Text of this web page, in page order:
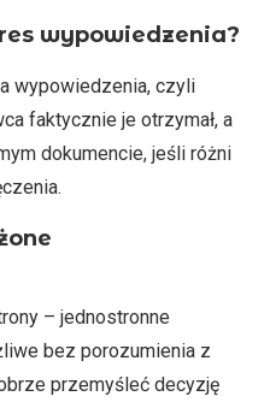
wypowiedzenia?
wypowiedzenia, czyli
faktycznie je otrzymał, a
dokumencie, jeśli różni
– jednostronne
bez porozumienia z
przemyśleć decyzję